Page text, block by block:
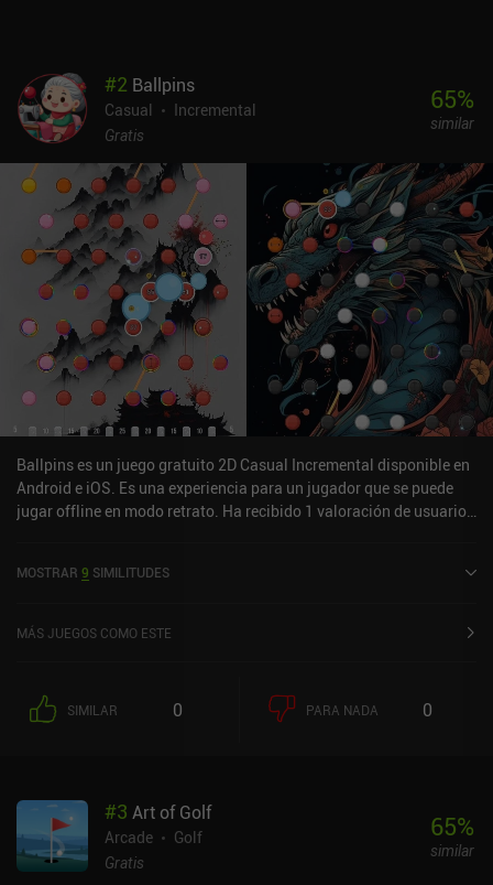
#2 Ballpins
Casual
Incremental
Gratis
65%
similar
Ballpins es un juego gratuito 2D Casual Incremental disponible en
Android e iOS. Es una experiencia para un jugador que se puede
jugar offline en modo retrato. Ha recibido 1 valoración de usuario
sobre 5,0 en la App Store de iOS.
MOSTRAR 9 SIMILITUDES
MÁS JUEGOS COMO ESTE
SIMILAR 0 PARA NADA 0
#3 Art of Golf
Arcade
Golf
Gratis
65%
similar